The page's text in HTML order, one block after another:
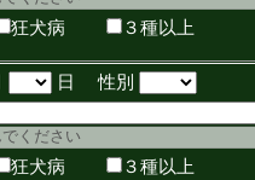
狂犬病 ３種以上
日 性別
狂犬病 ３種以上